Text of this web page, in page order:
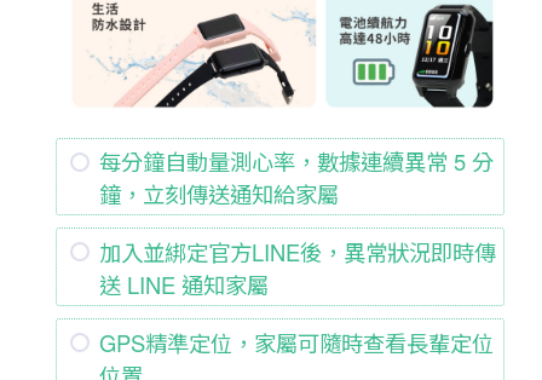
每分鐘自動量測心率，數據連續異常 5 分
鐘，立刻傳送通知給家屬
加入並綁定官方LINE後，異常狀況即時傳
送 LINE 通知家屬
GPS精準定位，家屬可隨時查看長輩定位